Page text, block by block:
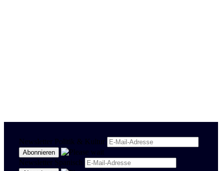
Newsletter Politik & Kultur
Newsletter Spanisch